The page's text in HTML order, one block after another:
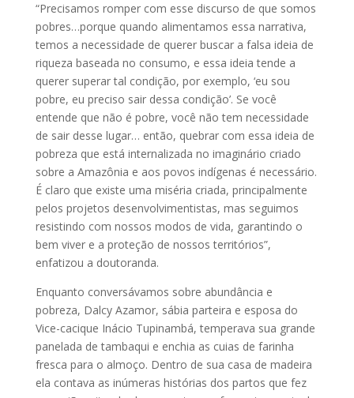
“Precisamos romper com esse discurso de que somos
pobres…porque quando alimentamos essa narrativa,
temos a necessidade de querer buscar a falsa ideia de
riqueza baseada no consumo, e essa ideia tende a
querer superar tal condição, por exemplo, ‘eu sou
pobre, eu preciso sair dessa condição’. Se você
entende que não é pobre, você não tem necessidade
de sair desse lugar… então, quebrar com essa ideia de
pobreza que está internalizada no imaginário criado
sobre a Amazônia e aos povos indígenas é necessário.
É claro que existe uma miséria criada, principalmente
pelos projetos desenvolvimentistas, mas seguimos
resistindo com nossos modos de vida, garantindo o
bem viver e a proteção de nossos territórios”,
enfatizou a doutoranda.
Enquanto conversávamos sobre abundância e
pobreza, Dalcy Azamor, sábia parteira e esposa do
Vice-cacique Inácio Tupinambá, temperava sua grande
panelada de tambaqui e enchia as cuias de farinha
fresca para o almoço. Dentro de sua casa de madeira
ela contava as inúmeras histórias dos partos que fez